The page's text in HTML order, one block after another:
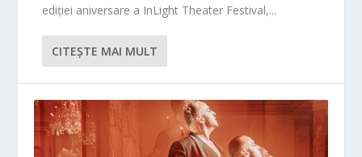
ediției aniversare a InLight Theater Festival,...
CITEŞTE MAI MULT